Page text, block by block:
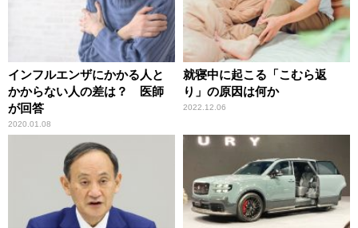
インフルエンザにかかる人と
かからない人の差は？ 医師
が回答
2020.01.08
就寝中に起こる「こむら返
り」の原因は何か
2022.12.06